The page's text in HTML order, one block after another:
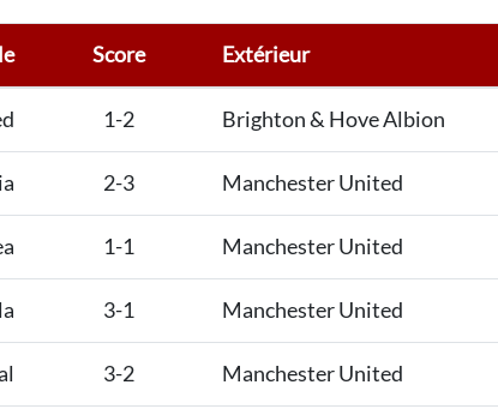
Score Extérieur
1-2 Brighton & Hove Albion
2-3 Manchester United
1-1 Manchester United
3-1 Manchester United
3-2 Manchester United